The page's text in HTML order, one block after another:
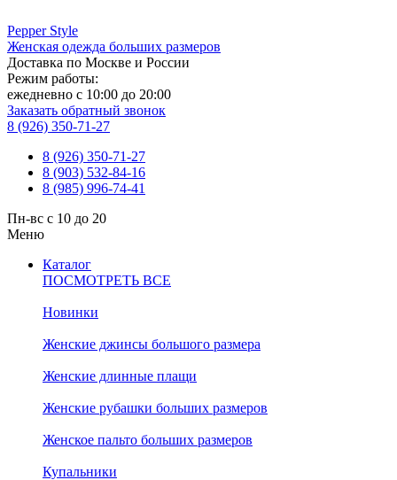
Pepper Style
Женская одежда больших размеров
Доставка по Москве и России
Режим работы:
ежедневно с 10:00 до 20:00
Заказать обратный звонок
8 (926) 350-71-27
8 (926) 350-71-27
8 (903) 532-84-16
8 (985) 996-74-41
Пн-вс с 10 до 20
Меню
Каталог
ПОСМОТРЕТЬ ВСЕ
Новинки
Женские джинсы большого размера
Женские длинные плащи
Женские рубашки больших размеров
Женское пальто больших размеров
Купальники